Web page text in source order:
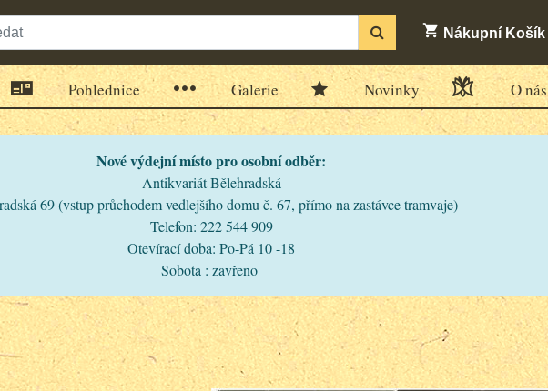
Nákupní Košík
Pohlednice Galerie Novinky O nás
Nové výdejní místo pro osobní odběr:
Antikvariát Bělehradská
69 (vstup průchodem vedlejšího domu č. 67, přímo na zastávce tramvaje)
Telefon: 222 544 909
Otevírací doba: Po-Pá 10 -18
Sobota : zavřeno